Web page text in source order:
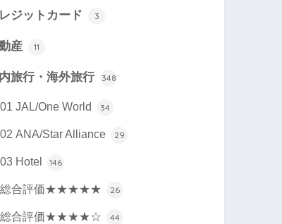
ジットカード 3
産 11
旅行・海外旅行 348
01 JAL/One World 34
02 ANA/Star Alliance 29
03 Hotel 146
総合評価★★★★★ 26
総合評価★★★★☆ 44